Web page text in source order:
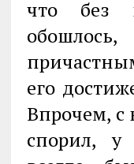
что без
его
Впрочем, с
спорил, у